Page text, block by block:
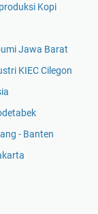
Kopi
Jawa Barat
KIEC Cilegon
- Banten